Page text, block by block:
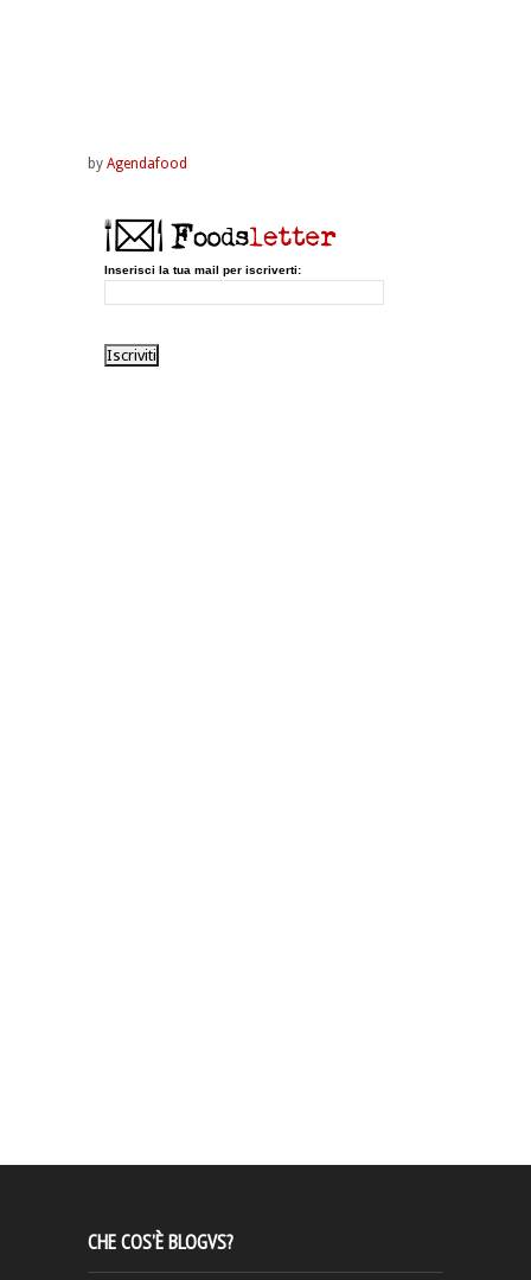
by Agendafood
Inserisci la tua mail per iscriverti:
CHE COS’È BLOGVS?